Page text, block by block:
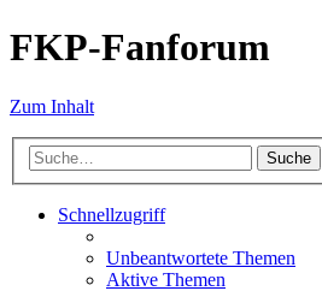
FKP-Fanforum
Zum Inhalt
Suche
Schnellzugriff
Unbeantwortete Themen
Aktive Themen